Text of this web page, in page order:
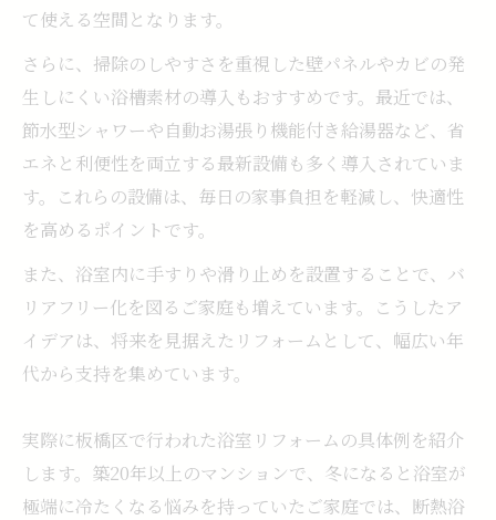
て使える空間となります。
さらに、掃除のしやすさを重視した壁パネルやカビの発
生しにくい浴槽素材の導入もおすすめです。最近では、
節水型シャワーや自動お湯張り機能付き給湯器など、省
エネと利便性を両立する最新設備も多く導入されていま
す。これらの設備は、毎日の家事負担を軽減し、快適性
を高めるポイントです。
また、浴室内に手すりや滑り止めを設置することで、バ
リアフリー化を図るご家庭も増えています。こうしたア
イデアは、将来を見据えたリフォームとして、幅広い年
代から支持を集めています。
実際に板橋区で行われた浴室リフォームの具体例を紹介
します。築20年以上のマンションで、冬になると浴室が
極端に冷たくなる悩みを持っていたご家庭では、断熱浴